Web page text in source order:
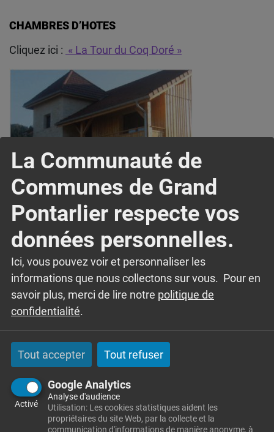
La Communauté de
Communes de Grand
Pontarlier respecte vos
données personnelles.
Ici, vous pouvez voir et personnaliser les
informations que nous collectons sur vous. Pour en
savoir plus, merci de lire notre politique de
confidentialité.
Tout accepter Tout refuser
Google Analytics
Activé
Analyse d'audience
Utilisation: Les cookies statistiques aident les
propriétaires du site Web, par la collecte et la
communication d'informations de manière anonyme, à
CHAMBRES D’HOTES
Cliquez ici : « La Tour du Coq Doré »
FERME PEDAGOGIQUE ET GÎTE
La ferme de l’Absinthe :cliquez ici